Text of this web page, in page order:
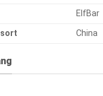
ElfBar
China